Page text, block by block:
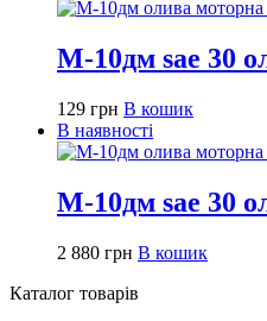
М-10дм sae 30
129 грн В кошик
В наявності
М-10дм sae 30
2 880 грн В кошик
Каталог товарів